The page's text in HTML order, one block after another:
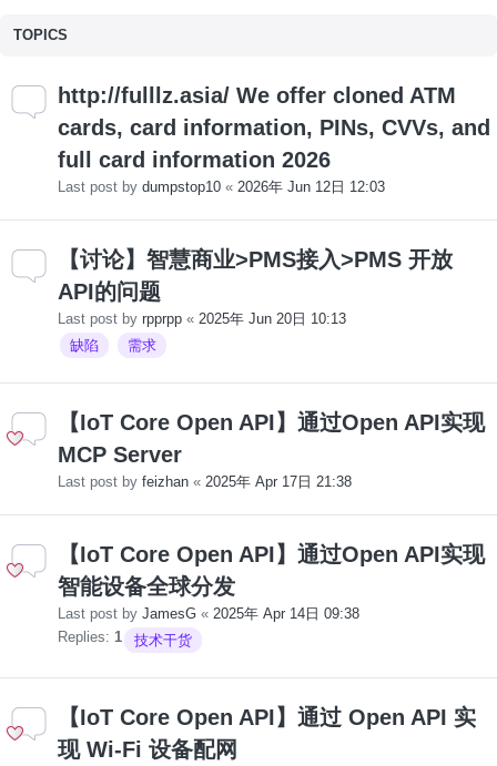
TOPICS
http://fulllz.asia/ We offer cloned ATM
cards, card information, PINs, CVVs, and
full card information 2026
Last post by dumpstop10 « 2026年 Jun 12日 12:03
【讨论】智慧商业>PMS接入>PMS 开放
API的问题
Last post by rpprpp « 2025年 Jun 20日 10:13
缺陷
需求
【IoT Core Open API】通过Open API实现
MCP Server
Last post by feizhan « 2025年 Apr 17日 21:38
【IoT Core Open API】通过Open API实现
智能设备全球分发
Last post by JamesG « 2025年 Apr 14日 09:38
Replies: 1 技术干货
【IoT Core Open API】通过 Open API 实
现 Wi-Fi 设备配网